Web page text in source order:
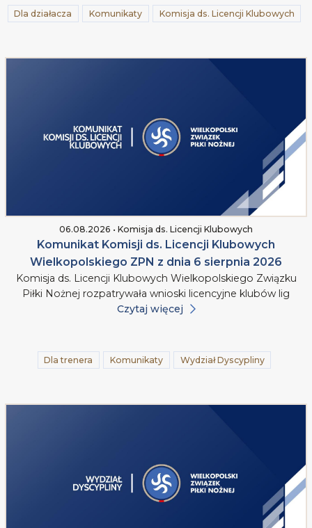
Dla działacza Komunikaty Komisja ds. Licencji Klubowych
06.08.2026 • Komisja ds. Licencji Klubowych
Komunikat Komisji ds. Licencji Klubowych
Wielkopolskiego ZPN z dnia 6 sierpnia 2026
Komisja ds. Licencji Klubowych Wielkopolskiego Związku
Piłki Nożnej rozpatrywała wnioski licencyjne klubów lig
Czytaj więcej
Dla trenera Komunikaty Wydział Dyscypliny